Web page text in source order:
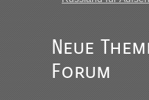
Milliarden aufgedeckt
„Kein Zoll. Du musst an
und du nicht damit handeln
Neue
Forum